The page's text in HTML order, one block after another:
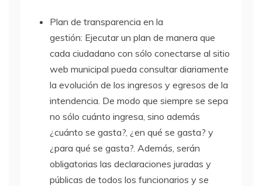
Plan de transparencia en la
gestión: Ejecutar un plan de manera que
cada ciudadano con sólo conectarse al sitio
web municipal pueda consultar diariamente
la evolución de los ingresos y egresos de la
intendencia. De modo que siempre se sepa
no sólo cuánto ingresa, sino además
¿cuánto se gasta?, ¿en qué se gasta? y
¿para qué se gasta?. Además, serán
obligatorias las declaraciones juradas y
públicas de todos los funcionarios y se